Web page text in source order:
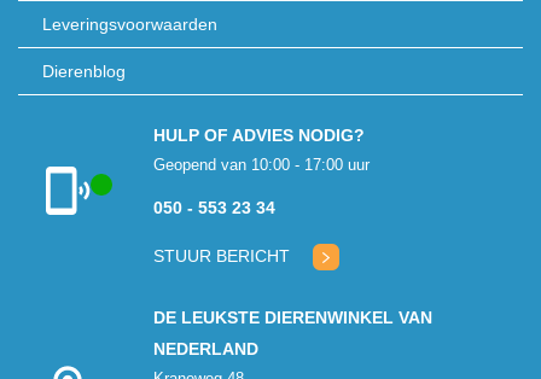
Leveringsvoorwaarden
Dierenblog
Klantenservice
HULP OF ADVIES NODIG?
Geopend van 10:00 - 17:00 uur
050 - 553 23 34
STUUR BERICHT
DE LEUKSTE DIERENWINKEL VAN
NEDERLAND